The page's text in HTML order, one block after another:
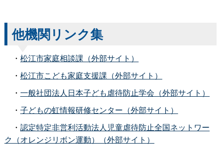
他機関リンク集
・ 松江市家庭相談課（外部サイト）
・ 松江市こども家庭支援課（外部サイト）
・ 一般社団法人日本子ども虐待防止学会（外部サイト）
・ 子どもの虹情報研修センター（外部サイト）
・ 認定特定非営利活動法人児童虐待防止全国ネットワー
ク（オレンジリボン運動）（外部サイト）